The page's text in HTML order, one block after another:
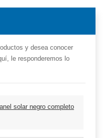
y desea conocer
le responderemos lo
solar negro completo